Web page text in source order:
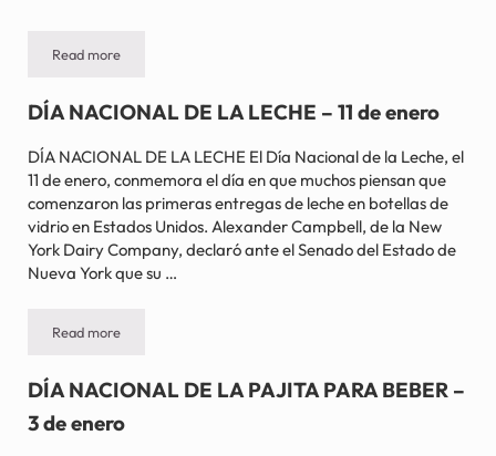
Read moreDÍA NACIONAL DE LA LECHE CON CHOCOLATE – 27 de
DÍA NACIONAL DE LA LECHE – 11 de enero
DÍA NACIONAL DE LA LECHE El Día Nacional de la Leche, el
11 de enero, conmemora el día en que muchos piensan que
comenzaron las primeras entregas de leche en botellas de
vidrio en Estados Unidos. Alexander Campbell, de la New
York Dairy Company, declaró ante el Senado del Estado de
Nueva York que su …
Read moreDÍA NACIONAL DE LA LECHE – 11 de enero
DÍA NACIONAL DE LA PAJITA PARA BEBER –
3 de enero